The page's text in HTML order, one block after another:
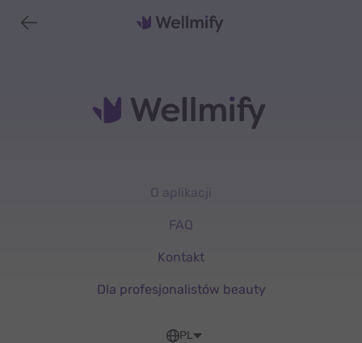
O aplikacji
FAQ
Kontakt
Dla profesjonalistów beauty
PL